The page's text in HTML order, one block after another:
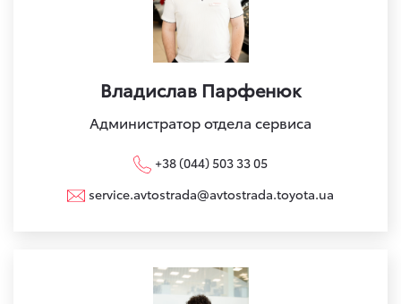
Владислав Парфенюк
Администратор отдела сервиса
+38 (044) 503 33 05
service.avtostrada@avtostrada.toyota.ua